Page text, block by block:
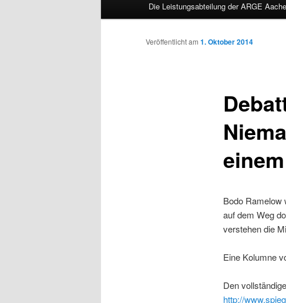
Die Leistungsabteilung der ARGE
Veröffentlicht am 1. Oktober 2014
Bodo Ramelow
auf dem Weg
verstehen die
Eine Kolumne
Den
http://